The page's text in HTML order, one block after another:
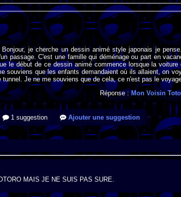
Bonjour, je cherche un dessin animé style japonais je
passage. C'est une famille qui déménage ou part en
le début de ce dessin animé commence lorsque la
souviens que les enfants demandaient où ils allaient, on
tunnel. Je ne me souviens que de cela, ce n'est pas le
Réponse : Mon Voisin
1 suggestion Ajouter une suggestion
MAIS JE NE SUIS PAS SURE.